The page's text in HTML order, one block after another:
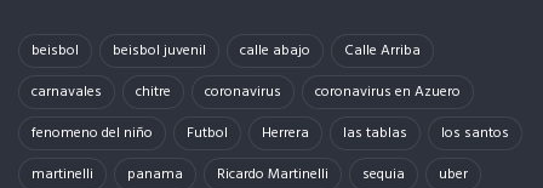
beisbol beisbol juvenil calle abajo
Calle Arriba
carnavales
chitre coronavirus
coronavirus en Azuero
fenomeno del niño
Futbol Herrera las tablas
los santos
martinelli
panama Ricardo Martinelli sequia uber